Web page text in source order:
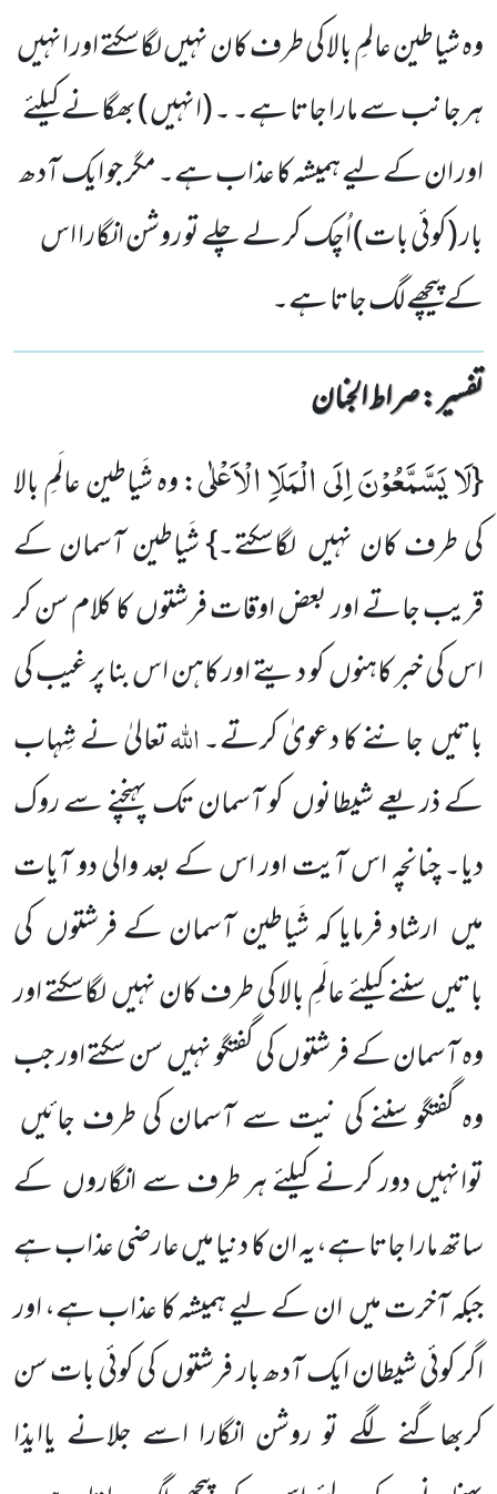
وہ شیاطین عالمِ بالا کی طرف کان نہیں لگاسکتے اور انہیں
ہرجانب سے مارا جاتا ہے۔ ۔ (انہیں ) بھگانے کیلئے
اور ان کے لیے ہمیشہ کا عذاب ہے۔ مگر جو ایک آدھ
بار (کوئی بات) اُچک کر لے چلے تو روشن انگارا اس
کے پیچھے لگ جاتا ہے۔
تفسیر : ‎صراط الجنان
{لَا یَسَّمَّعُوْنَ اِلَى الْمَلَاِ الْاَعْلٰى: وہ شَیاطین عالَمِ بالا
کی طرف کان نہیں لگاسکتے۔} شَیاطین آسمان کے
قریب جاتے اور بعض اوقات فرشتوں کا کلام سن کر
اس کی خبر کاہنوں کو دیتے اور کاہن اس بنا پر غیب کی
باتیں جاننے کا دعویٰ کرتے۔اللہتعالیٰ نے شِہاب
کے ذریعے شیطانوں کو آسمان تک پہنچنے سے روک
دیا۔ چنانچہ اس آیت اور اس کے بعد والی دو آیات
میں ارشاد فرمایا کہ شَیاطین آسمان کے فرشتوں کی
باتیں سننے کیلئے عالَمِ بالا کی طرف کان نہیں لگاسکتے اور
وہ آسمان کے فرشتوں کی گفتگو نہیں سن سکتے اور جب
وہ گفتگو سننے کی نیت سے آسمان کی طرف جائیں
توانہیں دور کرنے کیلئے ہر طرف سے انگاروں کے
ساتھ مارا جاتا ہے،یہ ان کا دنیا میں عارضی عذاب ہے
جبکہ آخرت میں ان کے لیے ہمیشہ کا عذاب ہے، اور
اگر کوئی شیطان ایک آدھ بار فرشتوں کی کوئی بات سن
کربھاگنے لگے تو روشن انگارا اسے جلانے یاایذا